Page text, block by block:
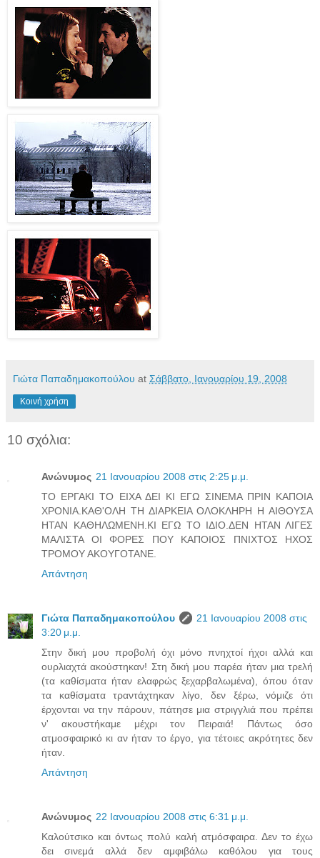
Γιώτα Παπαδημακοπούλου at Σάββατο, Ιανουαρίου 19, 2008
Κοινή χρήση
10 σχόλια:
Ανώνυμος 21 Ιανουαρίου 2008 στις 2:25 μ.μ.
ΤΟ ΕΡΓΑΚΙ ΤΟ ΕΙΧΑ ΔΕΙ ΚΙ ΕΓΩ ΣΙΝΕΜΑ ΠΡΙΝ ΚΑΠΟΙΑ
ΧΡΟΝΙΑ.ΚΑΘ'ΟΛΗ ΤΗ ΔΙΑΡΚΕΙΑ ΟΛΟΚΛΗΡΗ Η ΑΙΘΟΥΣΑ
ΗΤΑΝ ΚΑΘΗΛΩΜΕΝΗ.ΚΙ ΕΓΩ ΤΟ ΙΔΙΟ.ΔΕΝ ΗΤΑΝ ΛΙΓΕΣ
ΜΑΛΙΣΤΑ ΟΙ ΦΟΡΕΣ ΠΟΥ ΚΑΠΟΙΟΣ ΠΝΙΧΤΟΣ ΗΧΟΣ
ΤΡΟΜΟΥ ΑΚΟΥΓΟΤΑΝΕ.
Απάντηση
Γιώτα Παπαδημακοπούλου
21 Ιανουαρίου 2008 στις
3:20 μ.μ.
Στην δική μου προβολή όχι μόνο πνηχτοί ήχοι αλλά και
ουρλιαχτά ακούστηκαν! Στη δική μου παρέα ήταν μια τρελή
(τα καθίσματα ήταν ελαφρώς ξεχαρβαλωμένα), όπου όταν
τα καθίσματα τραντάχτηκαν λίγο, δεν ξέρω, νόμιζε ότι
έρχονται να την πάρουν, πάτησε μια στριγγλιά που πρέπει
ν' ακουστήκαμε μέχρι τον Πειραιά! Πάντως όσο
ατμοσφαιρικό κι αν ήταν το έργο, για τέτοιες ακρότητες δεν
ήταν.
Απάντηση
Ανώνυμος 22 Ιανουαρίου 2008 στις 6:31 μ.μ.
Καλούτσικο και όντως πολύ καλή ατμόσφαιρα. Δεν το έχω
δει σινεμά αλλά δεν αμφιβάλω καθόλου για τους